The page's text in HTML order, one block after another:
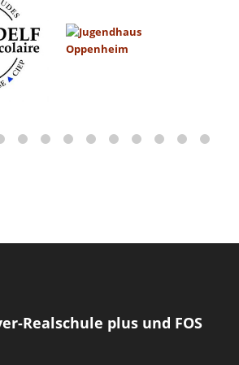
Realschule plus und FOS